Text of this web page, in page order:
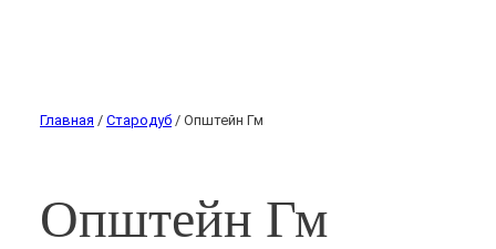
Главная / Стародуб / Општейн Гм
Општейн Гм